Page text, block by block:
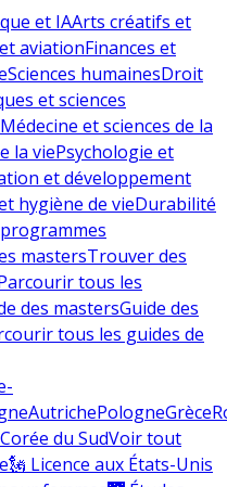
et IAArts créatifs et
aviationFinances et
Sciences humainesDroit
et sciences
Médecine et sciences de la
la viePsychologie et
et développement
hygiène de vieDurabilité
mastersTrouver des
tous les
des mastersGuide des
tous les guides de
AutrichePologneGrèce
Corée du SudVoir tout
🗽 Licence aux États-Unis